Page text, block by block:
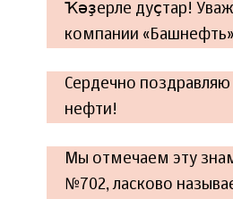
Ҡәҙерле дуҫтар!
компании
Сердечно
нефти!
Мы отмечаем эту
№702, ласково